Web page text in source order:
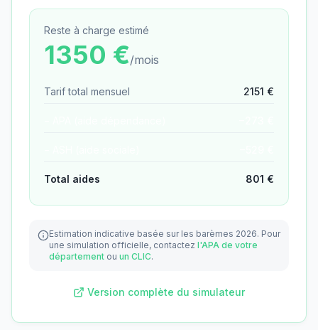
Reste à charge estimé
1350 €/mois
Tarif total mensuel 2151 €
Total aides 801 €
Estimation indicative basée sur les barèmes 2026. Pour
une simulation officielle, contactez l'APA de votre
département ou un CLIC.
Version complète du simulateur